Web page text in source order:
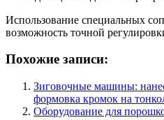
Использование специальных
возможность точной
Похожие записи:
Зиговочные машины:
формовка кромок на
Оборудование для